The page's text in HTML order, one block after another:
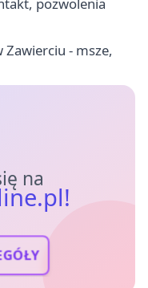
pozwolenia
Zawierciu - msze,
na